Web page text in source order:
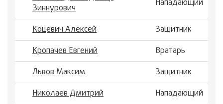
Зиннурович
Нападающий
Коцевич Алексей
Защитник
Кропачев Евгений
Вратарь
Львов Максим
Защитник
Николаев Дмитрий
Нападающий